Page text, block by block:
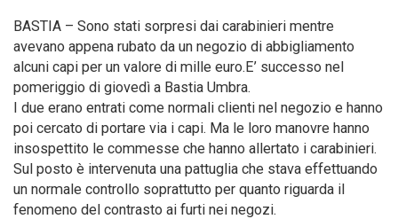
BASTIA – Sono stati sorpresi dai carabinieri mentre
avevano appena rubato da un negozio di abbigliamento
alcuni capi per un valore di mille euro.E’ successo nel
pomeriggio di giovedì a Bastia Umbra.
I due erano entrati come normali clienti nel negozio e hanno
poi cercato di portare via i capi. Ma le loro manovre hanno
insospettito le commesse che hanno allertato i carabinieri.
Sul posto è intervenuta una pattuglia che stava effettuando
un normale controllo soprattutto per quanto riguarda il
fenomeno del contrasto ai furti nei negozi.